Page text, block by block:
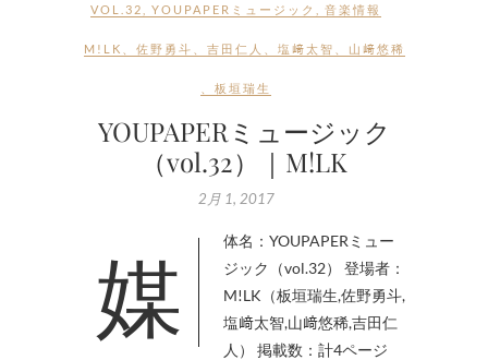
VOL.32 YOUPAPERミュージック 音楽情報
M!LK 佐野勇斗 吉田仁人 塩﨑太智 山﨑悠稀
板垣瑞生
YOUPAPERミュージック
（vol.32）｜M!LK
2月 1, 2017
媒体名：YOUPAPERミュー
ジック（vol.32） 登場者：
M!LK（板垣瑞生,佐野勇斗,
塩﨑太智,山﨑悠稀,吉田仁
人） 掲載数：計4ページ